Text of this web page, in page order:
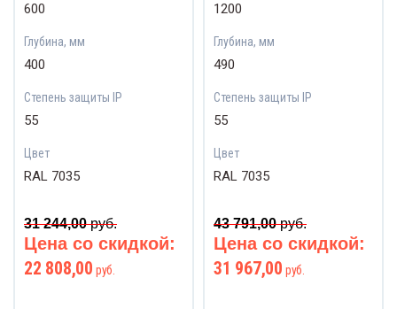
600
Глубина, мм
400
Степень защиты IP
55
Цвет
RAL 7035
31 244,00руб.
Цена со скидкой:
22 808,00 руб.
1200
Глубина, мм
490
Степень защиты IP
55
Цвет
RAL 7035
43 791,00руб.
Цена со скидкой:
31 967,00 руб.